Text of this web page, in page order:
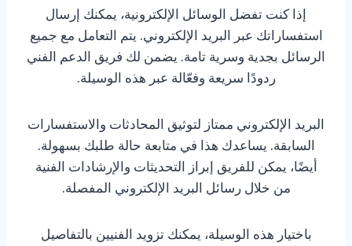
إذا كنت تفضل الوسائل الإلكترونية، يمكنك إرسال
استفساراتك عبر البريد الإلكتروني. يتم التعامل مع جميع
الرسائل بجدية وسرية تامة. يضمن لك فريق الدعم الفني
ردودًا سريعة وفعّالة عبر هذه الوسيلة.
البريد الإلكتروني ممتاز لتوثيق المحادثات والاستفسارات
السابقة. يساعدك هذا في متابعة حالة طلبك بسهولة.
أيضًا، يمكن للفريق إبراز التحديثات والإرشادات الفنية
من خلال رسائل البريد الإلكتروني المفصلة.
باختيار هذه الوسيلة، يمكنك تزويد الفنيين بالتفاصيل